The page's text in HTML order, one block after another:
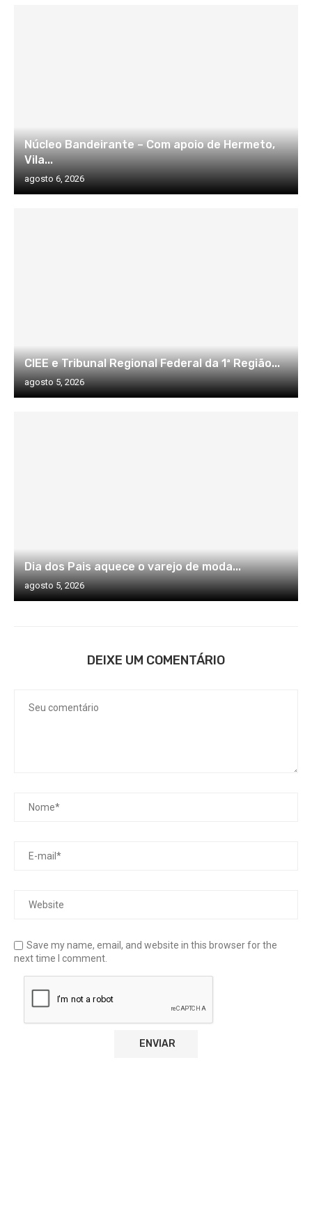
Núcleo Bandeirante – Com apoio de Hermeto,
Vila...
agosto 6, 2026
CIEE e Tribunal Regional Federal da 1ª Região...
agosto 5, 2026
Dia dos Pais aquece o varejo de moda...
agosto 5, 2026
DEIXE UM COMENTÁRIO
Save my name, email, and website in this browser for the
next time I comment.